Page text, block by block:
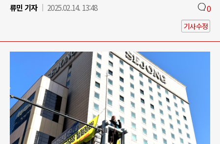
류민 기자
2025.02.14. 13:48 0
기사수정